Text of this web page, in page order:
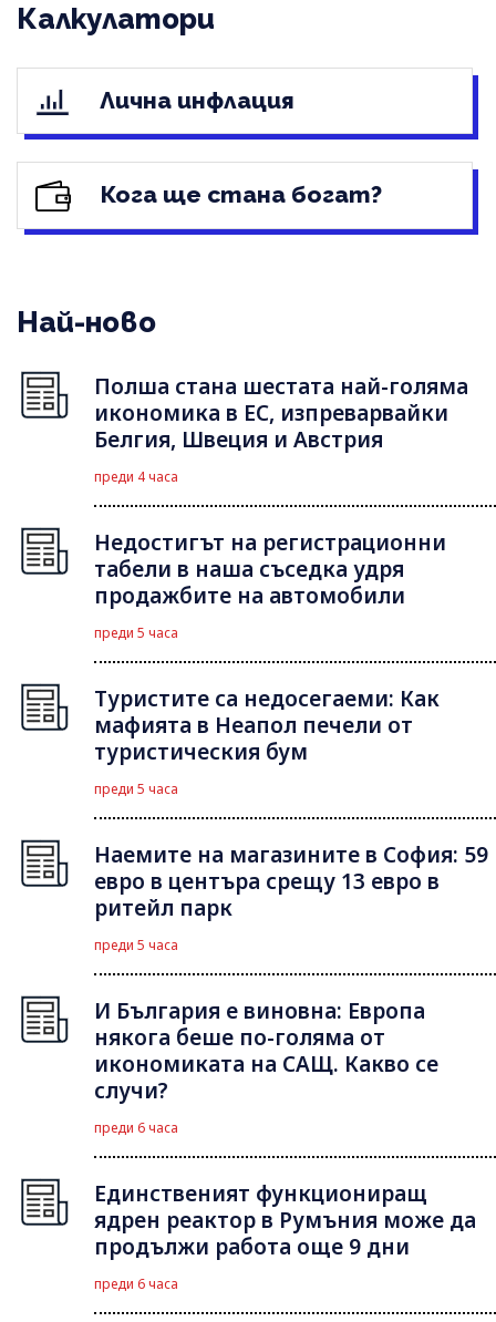
Калкулатори
Лична инфлация
Кога ще стана богат?
Най-ново
Полша стана шестата най-голяма
икономика в ЕС, изпреварвайки
Белгия, Швеция и Австрия
преди 4 часа
Недостигът на регистрационни
табели в наша съседка удря
продажбите на автомобили
преди 5 часа
Туристите са недосегаеми: Как
мафията в Неапол печели от
туристическия бум
преди 5 часа
Наемите на магазините в София: 59
евро в центъра срещу 13 евро в
ритейл парк
преди 5 часа
И България е виновна: Европа
някога беше по-голяма от
икономиката на САЩ. Какво се
случи?
преди 6 часа
Единственият функциониращ
ядрен реактор в Румъния може да
продължи работа още 9 дни
преди 6 часа